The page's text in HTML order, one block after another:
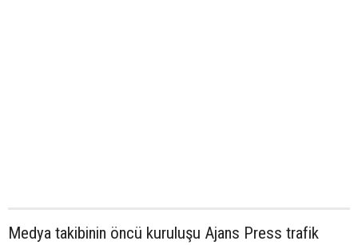
Medya takibinin öncü kuruluşu Ajans Press trafik